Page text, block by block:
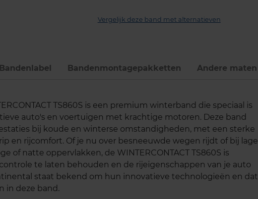
Vergelijk deze band met alternatieven
Bandenmontage­pakketten Andere maten
TS860S is een premium winterband die speciaal is
auto's en voertuigen met krachtige motoren. Deze band
bij koude en winterse omstandigheden, met een sterke
en rijcomfort. Of je nu over besneeuwde wegen rijdt of bij lage
of natte oppervlakken, de WINTERCONTACT TS860S is
te laten behouden en de rijeigenschappen van je auto
staat bekend om hun innovatieve technologieën en dat
in deze band.